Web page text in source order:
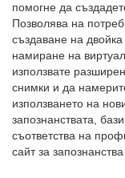
помогне да
Позволява на
създаване на
намиране на
използвате
снимки и да
използването на
запознанствата,
съответства на
сайт за